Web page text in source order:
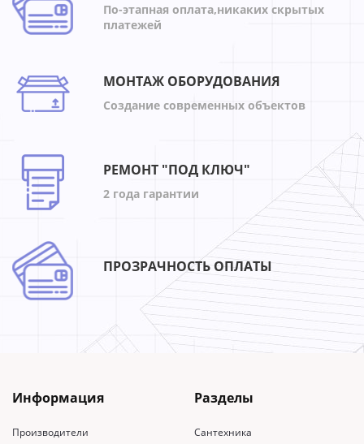
По-этапная оплата,никаких скрытых
платежей
МОНТАЖ ОБОРУДОВАНИЯ
Создание современных объектов
РЕМОНТ "ПОД КЛЮЧ"
2 года гарантии
ПРОЗРАЧНОСТЬ ОПЛАТЫ
Информация
Производители
Разделы
Сантехника